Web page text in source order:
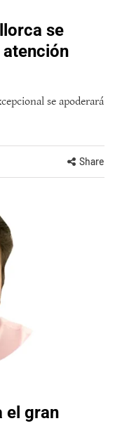
se
se apoderará
Share
el gran